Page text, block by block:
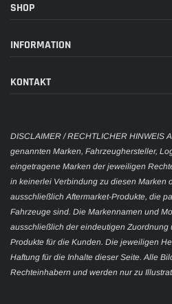
SHOP
INFORMATION
KONTAKT
DISCLAIMER / RECHTLICHER HINWEIS
genannten Marken, Fahrzeughersteller,
eingetragene Marken der jeweiligen
in keinerlei Verbindung zu diesen Marken
ausschließlich Aftermarket-Produkte, die
Fahrzeuge sind. Die Markennamen und
ausschließlich der eindeutigen Zuordnung
Produkte für die Kunden. Die jeweiligen
Haftung für die Inhalte dieser Seite. Alle
Rechteinhabern und werden nur zu